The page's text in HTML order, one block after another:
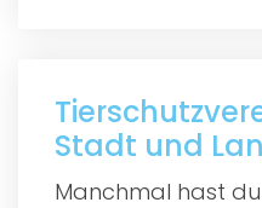
Stadt und
Manchmal hast